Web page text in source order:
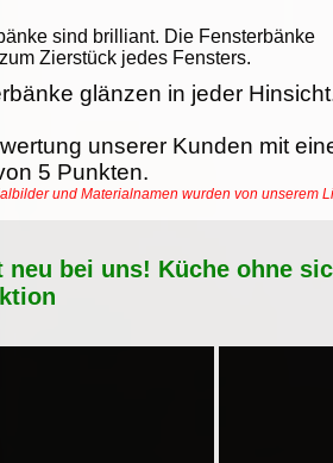
sind brilliant. Die Fensterbänke
Zierstück jedes Fensters.
glänzen in jeder
unserer Kunden mit
5 Punkten.
und Materialnamen wurden von unserem
neu bei uns! Küche ohne